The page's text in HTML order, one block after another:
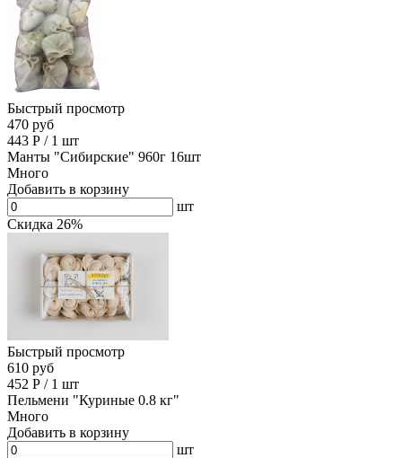
Быстрый просмотр
470 руб
443 Р / 1 шт
Манты "Сибирские" 960г 16шт
Много
Добавить в корзину
шт
Скидка 26%
Быстрый просмотр
610 руб
452 Р / 1 шт
Пельмени "Куриные 0.8 кг"
Много
Добавить в корзину
шт